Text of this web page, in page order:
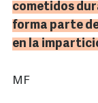
cometidos
forma parte
en la
MF